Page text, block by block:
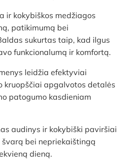
ir kokybiškos medžiagos
patikimumą bei
sukurtas taip, kad ilgus
funkcionalumą ir komfortą.
leidžia efektyviai
kruopščiai apgalvotos detalės
patogumo kasdieniam
audinys ir kokybiški paviršiai
bei nepriekaištingą
dieną.